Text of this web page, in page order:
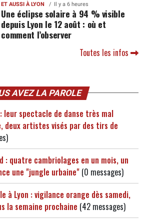
ET AUSSI À LYON Il y a 6 heures
Une éclipse solaire à 94 % visible
depuis Lyon le 12 août : où et
comment l’observer
Toutes les infos
AVEZ LA PAROLE
leur spectacle de danse très mal
deux artistes visés par des tirs de
: quatre cambriolages en un mois, un
une "jungle urbaine" (0 messages)
à Lyon : vigilance orange dès samedi,
la semaine prochaine (42 messages)